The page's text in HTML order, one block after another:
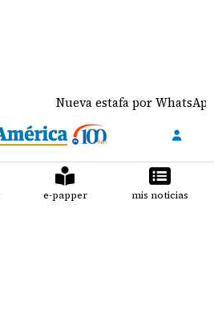
Nueva estafa por WhatsApp
e-papper mis noticias